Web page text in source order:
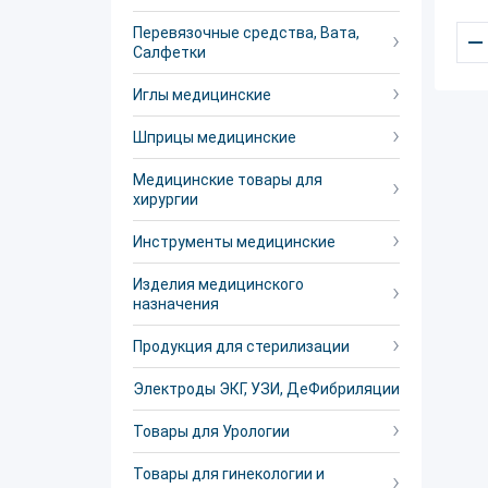
Перевязочные средства, Вата,
Салфетки
Иглы медицинские
Шприцы медицинские
Медицинские товары для
хирургии
Инструменты медицинские
Изделия медицинского
назначения
Продукция для стерилизации
Электроды ЭКГ, УЗИ, ДеФибриляции
Товары для Урологии
Товары для гинекологии и
–